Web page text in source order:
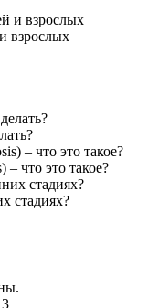
взрослых
что это такое?
стадиях?